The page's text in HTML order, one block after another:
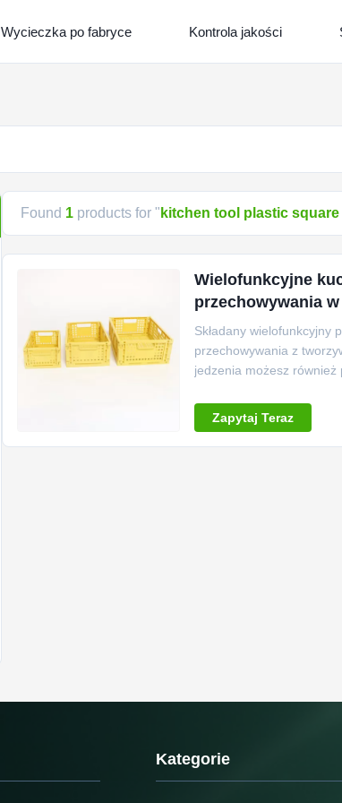
Wycieczka po fabryce Kontrola jakości
Found 1 products for " kitchen tool plastic
Wielofunkcyjne
przechowywania
Składany wielofunkcyjny
przechowywania z
jedzenia możesz również
Zapytaj Teraz
Kategorie